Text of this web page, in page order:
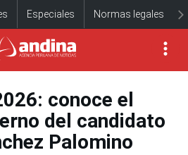
Especiales Normas legales
conoce el
del candidato
Palomino